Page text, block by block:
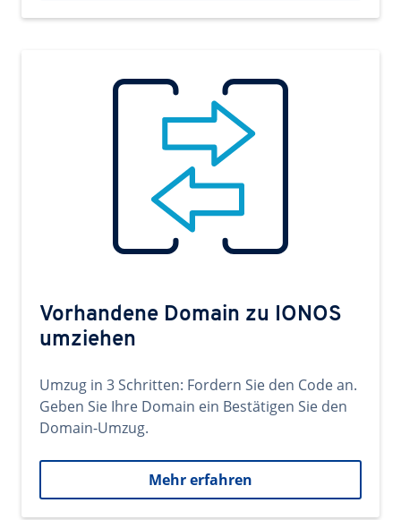
Vorhandene Domain zu IONOS
umziehen
Umzug in 3 Schritten: Fordern Sie den Code an.
Geben Sie Ihre Domain ein Bestätigen Sie den
Domain-Umzug.
Mehr erfahren